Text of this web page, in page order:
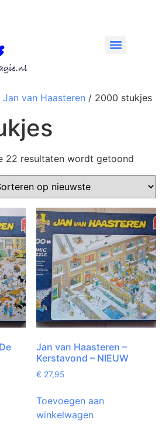
Jan van Haasteren / 2000 stukjes
22 resultaten wordt getoond
Jan van Haasteren –
Kerstavond – NIEUW
€ 27,95
Toevoegen aan
winkelwagen